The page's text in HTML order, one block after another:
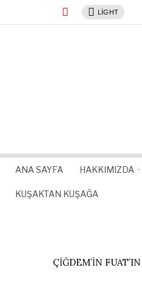
LIGHT
ANA SAYFA HAKKIMIZDA
KUŞAKTAN KUŞAĞA
ÇİĞDEM’İN